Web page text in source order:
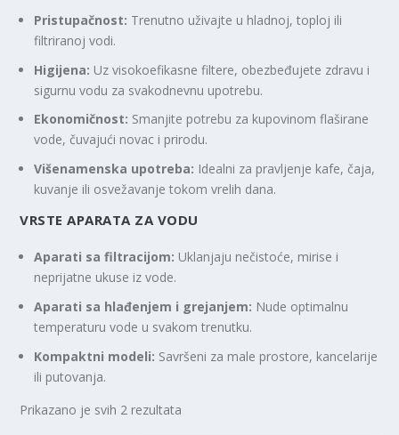
Pristupačnost: Trenutno uživajte u hladnoj, toploj ili
filtriranoj vodi.
Higijena: Uz visokoefikasne filtere, obezbeđujete zdravu i
sigurnu vodu za svakodnevnu upotrebu.
Ekonomičnost: Smanjite potrebu za kupovinom flaširane
vode, čuvajući novac i prirodu.
Višenamenska upotreba: Idealni za pravljenje kafe, čaja,
kuvanje ili osvežavanje tokom vrelih dana.
VRSTE APARATA ZA VODU
Aparati sa filtracijom: Uklanjaju nečistoće, mirise i
neprijatne ukuse iz vode.
Aparati sa hlađenjem i grejanjem: Nude optimalnu
temperaturu vode u svakom trenutku.
Kompaktni modeli: Savršeni za male prostore, kancelarije
ili putovanja.
Prikazano je svih 2 rezultata